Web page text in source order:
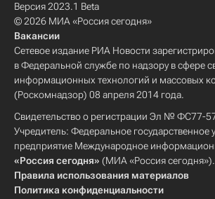
Версия 2023.1 Beta
© 2026 МИА «Россия сегодня»
Вакансии
Сетевое издание РИА Новости
в Федеральной службе по надзору в сфере
информационных технологий и массовых
(Роскомнадзор) 08 апреля 2014 года.
Свидетельство о регистрации Эл № ФС77-
Учредитель: Федеральное государственное
предприятие Международное
«Россия сегодня» (МИА «Россия сегодня»).
Правила использования материалов
Политика конфиденциальности